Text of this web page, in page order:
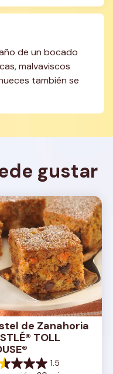
de un bocado
malvaviscos
también se
gustar
de Zanahoria
TOLL
1.5